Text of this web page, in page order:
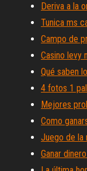
Deriva a la
Tunica ms
Campo de
Casino levy
Qué saben
4 fotos 1
Mejores
Como
Juego de la
Ganar